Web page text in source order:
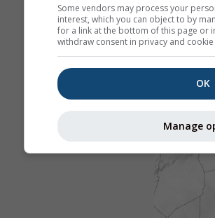
Some vendors may process your
interest, which you can object to by
for a link at the bottom of this page or
withdraw consent in privacy and cookie
OK
Manage